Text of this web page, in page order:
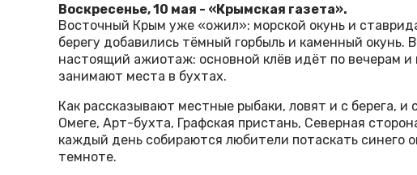
Воскресенье, 10 мая - «Крымская газета».
Восточный Крым уже «ожил»: морской окунь и
берегу добавились тёмный горбыль и каменный окунь.
настоящий ажиотаж: основной клёв идёт по вечерам и
занимают места в бухтах.
Как рассказывают местные рыбаки, ловят и с берега, и
Омеге, Арт-бухта, Графская пристань, Северная
каждый день собираются любители потаскать синего
темноте.